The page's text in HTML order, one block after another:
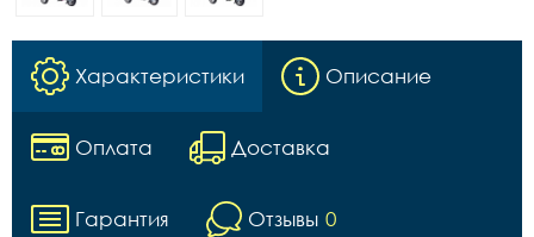
Характеристики Описание
Оплата Доставка
Гарантия Отзывы 0